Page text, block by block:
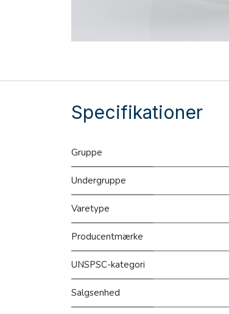
Specifikationer
Gruppe
Undergruppe
Varetype
Producentmærke
UNSPSC-kategori
Salgsenhed